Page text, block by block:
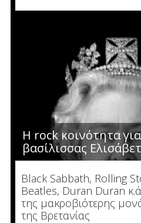
Η rock κοινότητα
βασίλισσας Ελισάβετ
Black Sabbath, Rolling
Beatles, Duran Duran
της μακροβιότερης
της Βρετανίας